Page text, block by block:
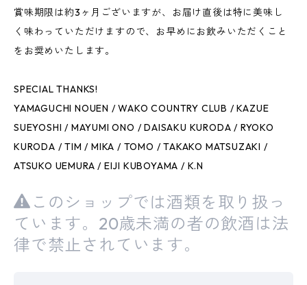
賞味期限は約3ヶ月ございますが、お届け直後は特に美味し
く味わっていただけますので、お早めにお飲みいただくこと
をお奨めいたします。
SPECIAL THANKS!
YAMAGUCHI NOUEN / WAKO COUNTRY CLUB / KAZUE
SUEYOSHI / MAYUMI ONO / DAISAKU KURODA / RYOKO
KURODA / TIM / MIKA / TOMO / TAKAKO MATSUZAKI /
ATSUKO UEMURA / EIJI KUBOYAMA / K.N
このショップでは酒類を取り扱っ
ています。20歳未満の者の飲酒は法
律で禁止されています。